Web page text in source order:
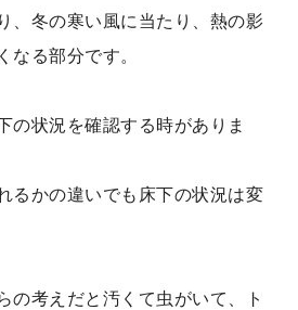
、冬の寒い風に当たり、熱の影
なる部分です。
の状況を確認する時がありま
るかの違いでも床下の状況は変
の考えだと汚くて虫がいて、ト